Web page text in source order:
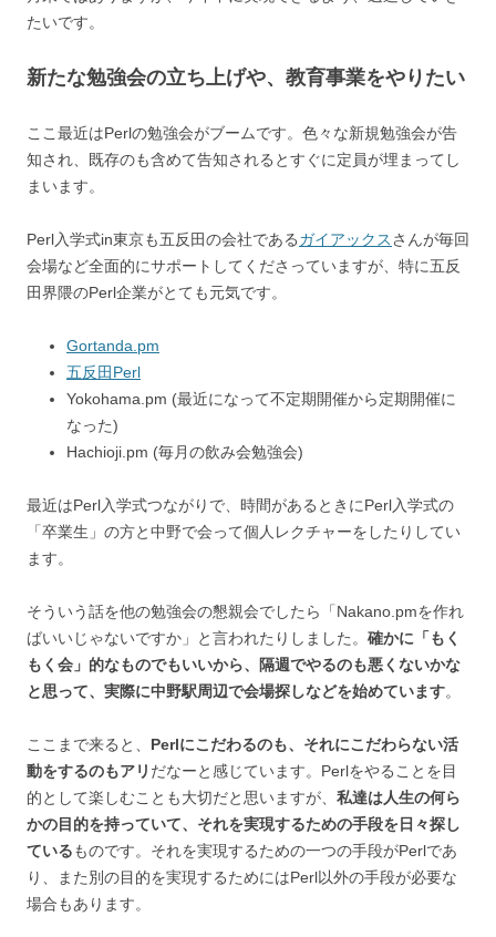
たいです。
新たな勉強会の立ち上げや、教育事業をやりたい
ここ最近はPerlの勉強会がブームです。色々な新規勉強会が告
知され、既存のも含めて告知されるとすぐに定員が埋まってし
まいます。
Perl入学式in東京も五反田の会社であるガイアックス さんが毎回
会場など全面的にサポートしてくださっていますが、特に五反
田界隈のPerl企業がとても元気です。
Gortanda.pm
五反田Perl
Yokohama.pm (最近になって不定期開催から定期開催に
なった)
Hachioji.pm (毎月の飲み会勉強会)
最近はPerl入学式つながりで、時間があるときにPerl入学式の
「卒業生」の方と中野で会って個人レクチャーをしたりしてい
ます。
そういう話を他の勉強会の懇親会でしたら「Nakano.pmを作れ
ばいいじゃないですか」と言われたりしました。 確かに「もく
もく会」的なものでもいいから、隔週でやるのも悪くないかな
と思って、実際に中野駅周辺で会場探しなどを始めています。
ここまで来ると、 Perlにこだわるのも、それにこだわらない活
動をするのもアリ だなーと感じています。Perlをやることを目
的として楽しむことも大切だと思いますが、 私達は人生の何ら
かの目的を持っていて、それを実現するための手段を日々探し
ているものです。それを実現するための一つの手段がPerlであ
り、また別の目的を実現するためにはPerl以外の手段が必要な
場合もあります。